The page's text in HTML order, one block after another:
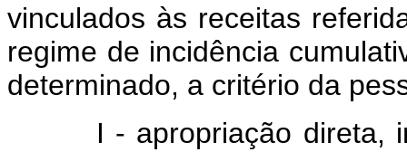
vinculados às receitas
regime de incidência
determinado, a critério da
I - apropriação direta,